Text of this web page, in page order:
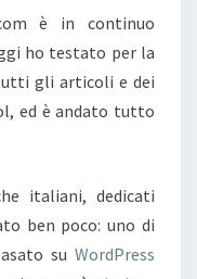
è in continuo
ho testato per la
gli articoli e dei
ed è andato tutto
italiani, dedicati
ben poco: uno di
suWordPress